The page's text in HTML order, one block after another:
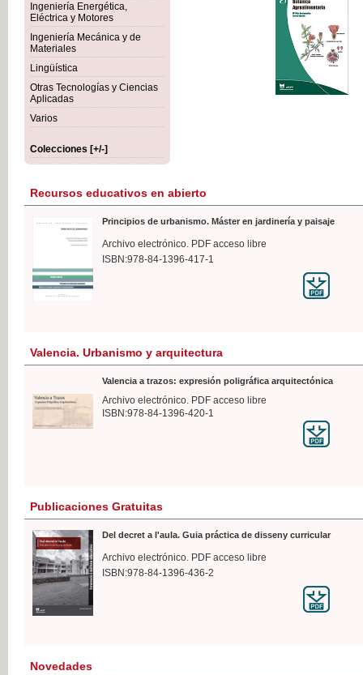
Ingeniería Energética,
Eléctrica y Motores
Ingeniería Mecánica y de
Materiales
Lingüística
Otras Tecnologías y Ciencias
Aplicadas
Varios
Colecciones [+/-]
IVA
Recursos educativos en abierto
Principios de urbanismo. Máster en jardinería y paisaje
Archivo electrónico. PDF acceso libre
ISBN:978-84-1396-417-1
Valencia. Urbanismo y arquitectura
Valencia a trazos: expresión poligráfica arquitectónica
Archivo electrónico. PDF acceso libre
ISBN:978-84-1396-420-1
Publicaciones Gratuitas
Del decret a l'aula. Guia práctica de disseny curricular
Archivo electrónico. PDF acceso libre
ISBN:978-84-1396-436-2
Novedades